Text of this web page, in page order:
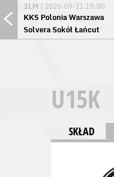
1LM | 2026-09-21 19:00
KKS Polonia Warszawa
Solvera Sokół Łańcut
U15K
SKŁAD